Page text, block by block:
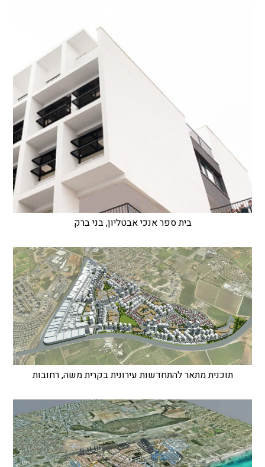
בית ספר אנכי אבטליון, בני ברק
תוכנית מתאר להתחדשות עירונית בקרית משה, רחובות